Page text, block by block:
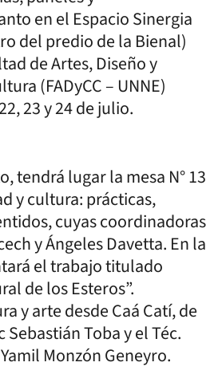
en el Espacio Sinergia
del predio de la Bienal)
de Artes, Diseño y
(FADyCC – UNNE)
23 y 24 de julio.
tendrá lugar la mesa N° 13
y cultura: prácticas,
cuyas coordinadoras
y Ángeles Davetta. En la
el trabajo titulado
de los Esteros”.
y arte desde Caá Catí, de
Toba y el Téc.
Monzón Geneyro.